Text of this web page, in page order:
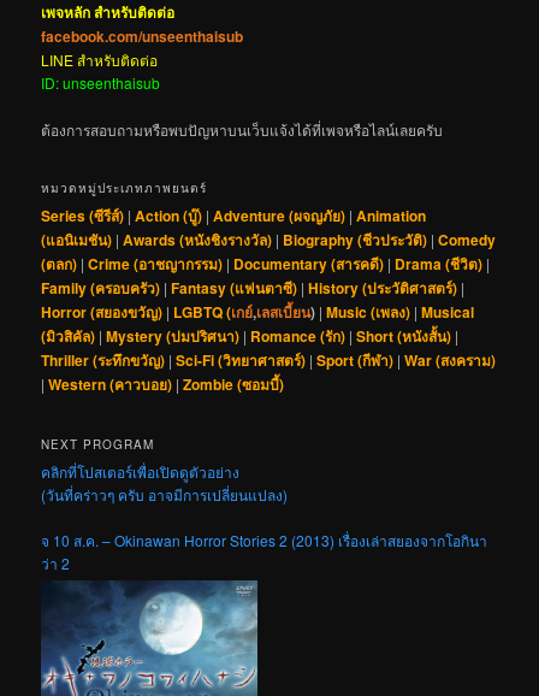
เพจหลัก สำหรับติดต่อ
facebook.com/unseenthaisub
LINE สำหรับติดต่อ
ID: unseenthaisub
ต้องการสอบถามหรือพบปัญหาบนเว็บแจ้งได้ที่เพจหรือไลน์เลยครับ
หมวดหมู่ประเภทภาพยนตร์
Series (ซีรีส์) |Action (บู๊) |Adventure (ผจญภัย) |Animation
(แอนิเมชัน) |Awards (หนังชิงรางวัล) | Biography (ชีวประวัติ) |Comedy
(ตลก) |Crime (อาชญากรรม) | Documentary (สารคดี) | Drama (ชีวิต) |
Family (ครอบครัว) |Fantasy (แฟนตาซี) |History (ประวัติศาสตร์) |
Horror (สยองขวัญ) | LGBTQ (เกย์,เลสเบี้ยน) |Music (เพลง) |Musical
(มิวสิคัล) |Mystery (ปมปริศนา) | Romance (รัก) |Short (หนังสั้น) |
Thriller (ระทึกขวัญ) |Sci-Fi (วิทยาศาสตร์) |Sport (กีฬา) |War (สงคราม)
|Western (คาวบอย) |Zombie (ซอมบี้)
NEXT PROGRAM
คลิกที่โปสเตอร์เพื่อเปิดดูตัวอย่าง
(วันที่คร่าวๆ ครับ อาจมีการเปลี่ยนแปลง)
จ 10 ส.ค. – Okinawan Horror Stories 2 (2013) เรื่องเล่าสยองจากโอกินา
ว่า 2